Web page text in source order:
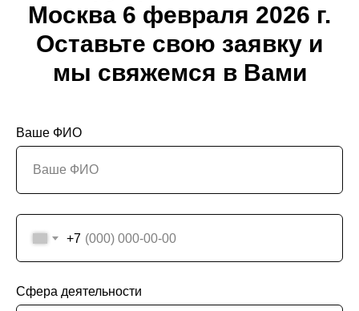
Москва 6 февраля 2026 г.
Оставьте свою заявку и
мы свяжемся в Вами
Ваше ФИО
+7
Сфера деятельности